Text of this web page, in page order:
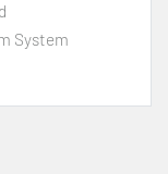
System